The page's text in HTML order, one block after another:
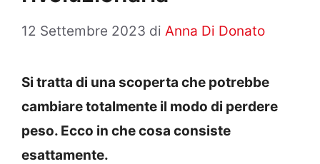
12 Settembre 2023 di Anna Di Donato
Si tratta di una scoperta che potrebbe
cambiare totalmente il modo di perdere
peso. Ecco in che cosa consiste
esattamente.